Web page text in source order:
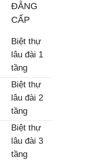
ĐẲNG
CẤP
Biệt thự
lâu đài 1
tầng
Biệt thự
lâu đài 2
tầng
Biệt thự
lâu đài 3
tầng